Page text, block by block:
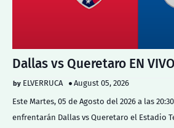
Dallas vs Queretaro EN VIVO
ELVERRUCA
August 05, 2026
Este Martes, 05 de Agosto del 2026 a las
enfrentarán Dallas vs Queretaro el Estadio